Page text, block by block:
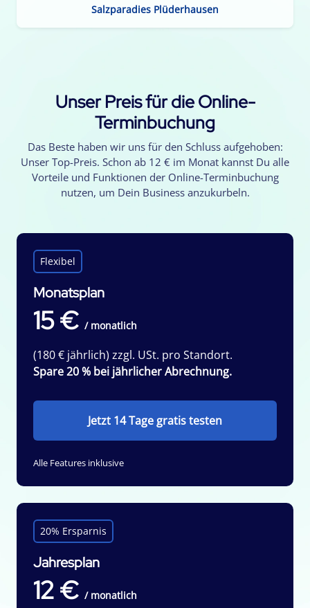
Salzparadies Plüderhausen
Unser Preis für die Online-
Terminbuchung
Das Beste haben wir uns für den Schluss aufgehoben:
Unser Top-Preis. Schon ab 12 € im Monat kannst Du alle
Vorteile und Funktionen der Online-Terminbuchung
nutzen, um Dein Business anzukurbeln.
Flexibel
Monatsplan
15 € / monatlich
(180 € jährlich) zzgl. USt. pro Standort.
Spare 20 % bei jährlicher Abrechnung.
Jetzt 14 Tage gratis testen
Alle Features inklusive
20% Ersparnis
Jahresplan
12 € / monatlich